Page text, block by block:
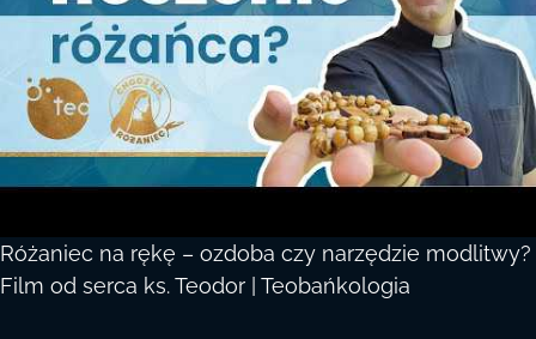
Różaniec na rękę – ozdoba czy narzędzie modlitwy?
Film od serca ks. Teodor | Teobańkologia